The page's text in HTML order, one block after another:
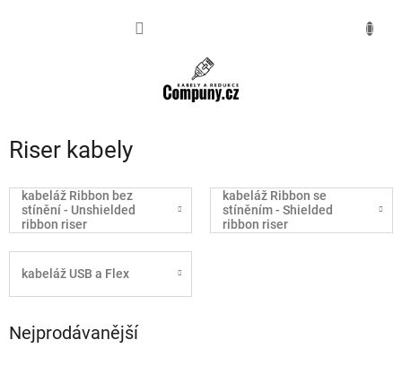
NÁKUPNÍ
Riser kabely
kabeláž Ribbon bez
stínění - Unshielded
ribbon riser
kabeláž Ribbon se
stíněním - Shielded
ribbon riser
kabeláž USB a Flex
Nejprodávanější